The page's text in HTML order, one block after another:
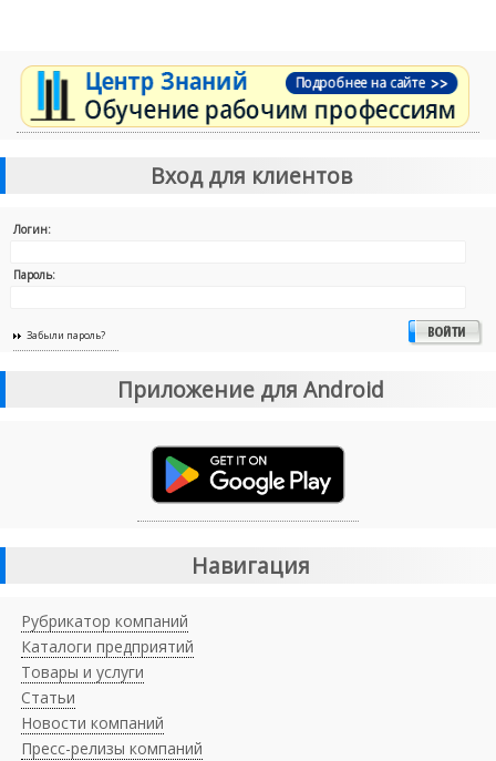
Вход для клиентов
Логин:
Пароль:
Забыли пароль?
Приложение для Android
Навигация
Рубрикатор компаний
Каталоги предприятий
Товары и услуги
Статьи
Новости компаний
Пресс-релизы компаний